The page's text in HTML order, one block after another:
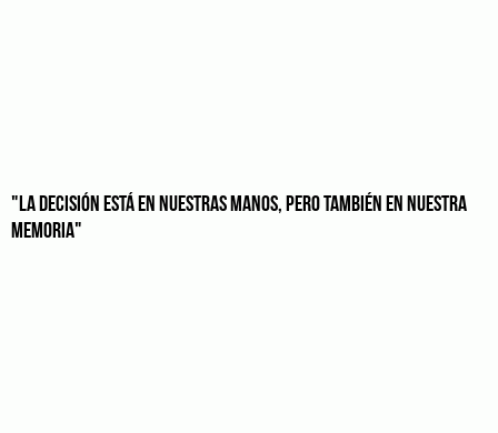
"LA DECISIÓN ESTÁ EN NUESTRAS MANOS, PERO TAMBIÉN EN NUESTRA
MEMORIA"